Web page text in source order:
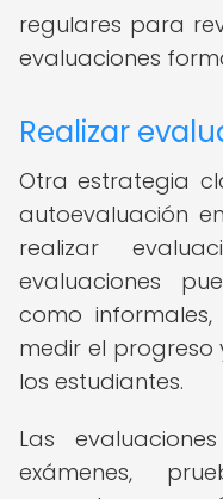
regulares para
evaluaciones
Realizar
Otra estrategia
autoevaluación
realizar
evaluaciones
como
medir el progreso
los estudiantes.
Las
exámenes,